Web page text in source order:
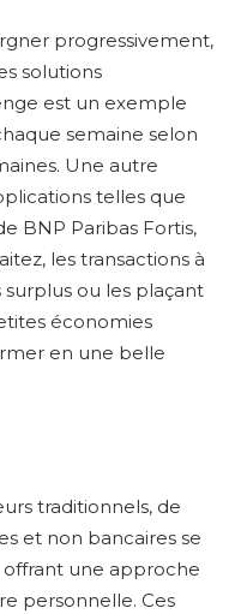
progressivement,
solutions
est un exemple
semaine selon
Une autre
telles que
BNP Paribas Fortis,
les transactions à
surplus ou les plaçant
économies
en une belle
traditionnels, de
et non bancaires se
une approche
personnelle. Ces